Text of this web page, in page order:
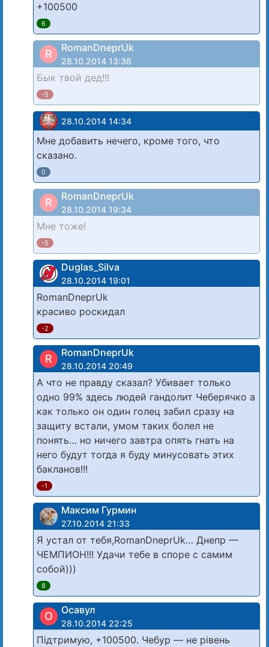
+100500
6
R RomanDneprUk
28.10.2014 13:38
Бык твой дед!!!
-5
28.10.2014 14:34
Мне добавить нечего, кроме того, что
сказано.
0
R RomanDneprUk
28.10.2014 19:34
Мне тоже!
-5
Duglas_Silva
28.10.2014 19:01
RomanDneprUk
красиво роскидал
-2
R RomanDneprUk
28.10.2014 20:49
А что не правду сказал? Убивает только
одно 99% здесь людей гандолит Чеберячко а
как только он один голец забил сразу на
защиту встали, умом таких болел не
понять… но ничего завтра опять гнать на
него будут тогда я буду минусовать этих
бакланов!!!
-1
Максим Гурмин
27.10.2014 21:33
Я устал от тебя,RomanDneprUk… Днепр —
ЧЕМПИОН!!! Удачи тебе в споре с самим
собой)))
8
О Осавул
28.10.2014 22:25
Підтримую, +100500. Чебур — не рівень